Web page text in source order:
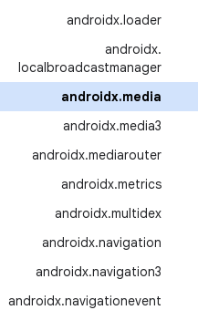
androidx.loader
androidx.
localbroadcastmanager
androidx.media
androidx.media3
androidx.mediarouter
androidx.metrics
androidx.multidex
androidx.navigation
androidx.navigation3
androidx.navigationevent